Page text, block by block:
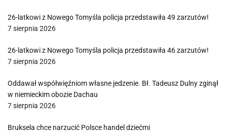
26-latkowi z Nowego Tomyśla policja przedstawiła 49 zarzutów!
7 sierpnia 2026
26-latkowi z Nowego Tomyśla policja przedstawiła 46 zarzutów!
7 sierpnia 2026
Oddawał współwięźniom własne jedzenie. Bł. Tadeusz Dulny zginął
w niemieckim obozie Dachau
7 sierpnia 2026
Bruksela chce narzucić Polsce handel dziećmi